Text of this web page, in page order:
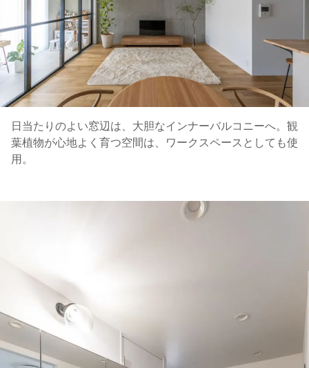
日当たりのよい窓辺は、大胆なインナーバルコニーへ。観
葉植物が心地よく育つ空間は、ワークスペースとしても使
用。